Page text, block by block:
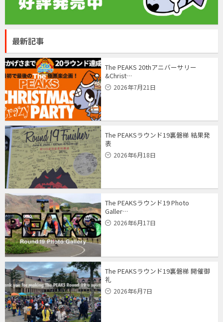
最新記事
The PEAKS 20thアニバーサリー
&Christ…
2026年7月21日
The PEAKSラウンド19裏磐梯 結果発
表
2026年6月18日
The PEAKSラウンド19 Photo
Galler…
2026年6月17日
The PEAKSラウンド19裏磐梯 開催御
礼
2026年6月7日